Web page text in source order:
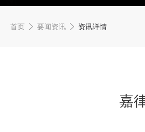
首页 要闻资讯 资讯详情
嘉